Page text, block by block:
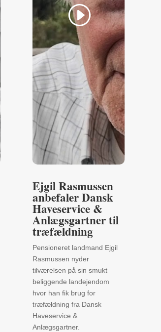
Ejgil Rasmussen
anbefaler Dansk
Haveservice &
Anlægsgartner til
træfældning
Pensioneret landmand Ejgil
Rasmussen nyder
tilværelsen på sin smukt
beliggende landejendom
hvor han fik brug for
træfældning fra Dansk
Haveservice &
Anlægsgartner.